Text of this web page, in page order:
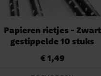
Papieren rietjes - Zwart
gestippelde 10 stuks
Prijs:€ 1,49
€ 1,49